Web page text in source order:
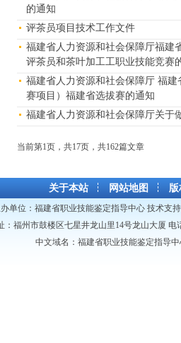
的通知
评茶员项目技术工作文件
福建省人力资源和社会保障厅福建
评茶员和茶叶加工工职业技能竞赛
福建省人力资源和社会保障厅 福
赛项目）福建省选拔赛的通知
福建省人力资源和社会保障厅关于
当前第1页，共17
关于本站 网站地图 版
单位： 福建省职业技能鉴定指导中心技术支持
：福州市鼓楼区七星井龙山里14号龙山大厦 电
中文域名：福建省职业技能鉴定指导中